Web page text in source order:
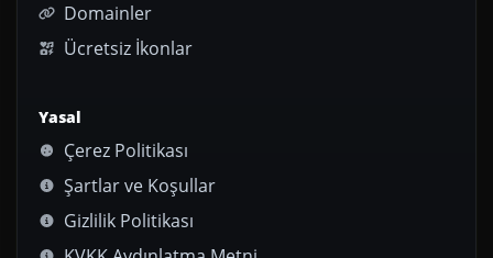
Domainler
Ücretsiz İkonlar
Yasal
Çerez Politikası
Şartlar ve Koşullar
Gizlilik Politikası